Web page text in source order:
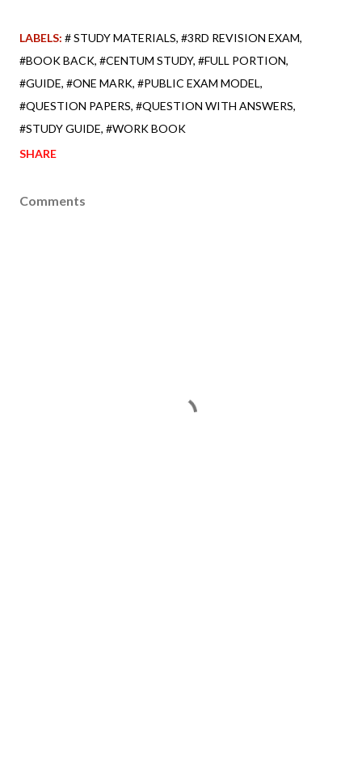
LABELS: # STUDY MATERIALS #3RD REVISION EXAM
#BOOK BACK #CENTUM STUDY #FULL PORTION
#GUIDE #ONE MARK #PUBLIC EXAM MODEL
#QUESTION PAPERS #QUESTION WITH ANSWERS
#STUDY GUIDE #WORK BOOK
SHARE
Comments